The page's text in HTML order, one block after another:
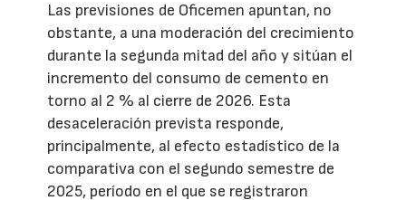
Las previsiones de Oficemen apuntan, no
obstante, a una moderación del crecimiento
durante la segunda mitad del año y sitúan el
incremento del consumo de cemento en
torno al 2 % al cierre de 2026. Esta
desaceleración prevista responde,
principalmente, al efecto estadístico de la
comparativa con el segundo semestre de
2025, período en el que se registraron